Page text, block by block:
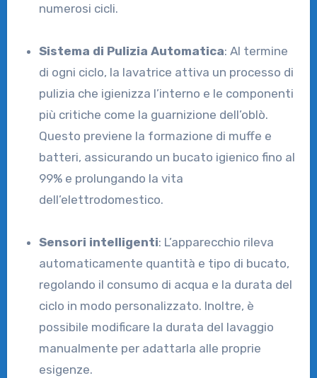
numerosi cicli.
Sistema di Pulizia Automatica: Al termine
di ogni ciclo, la lavatrice attiva un processo di
pulizia che igienizza l’interno e le componenti
più critiche come la guarnizione dell’oblò.
Questo previene la formazione di muffe e
batteri, assicurando un bucato igienico fino al
99% e prolungando la vita
dell’elettrodomestico.
Sensori intelligenti: L’apparecchio rileva
automaticamente quantità e tipo di bucato,
regolando il consumo di acqua e la durata del
ciclo in modo personalizzato. Inoltre, è
possibile modificare la durata del lavaggio
manualmente per adattarla alle proprie
esigenze.